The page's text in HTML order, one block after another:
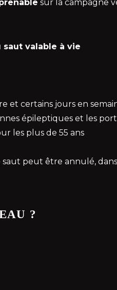
sur la campagne
saut valable à vie
et certains jours en
épileptiques et les
les plus de 55 ans
peut être annulé,
?